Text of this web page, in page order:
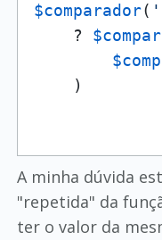
$comparador(
    ?
A minha dúvida
"repetida" da
ter o valor da